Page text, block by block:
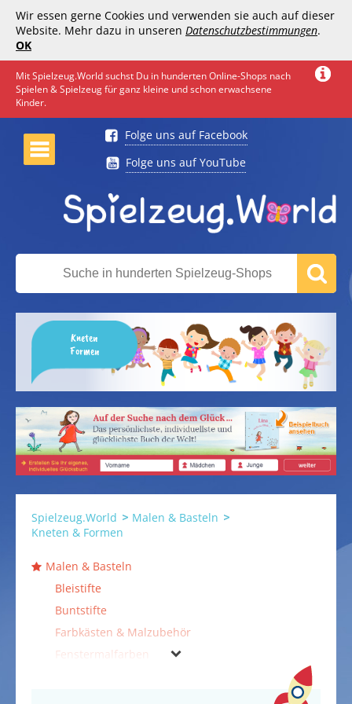
Wir essen gerne Cookies und verwenden sie auch auf dieser
Website. Mehr dazu in unseren Datenschutzbestimmungen.
OK
Mit Spielzeug.World suchst Du in hunderten Online-Shops nach
Spielen & Spielzeug für ganz kleine und schon erwachsene
Kinder.
Folge uns auf Facebook
Folge uns auf YouTube
Kneten
Formen
Spielzeug.World
Malen & Basteln
Kneten & Formen
Malen & Basteln
Bleistifte
Buntstifte
Farbkästen & Malzubehör
Fenstermalfarben